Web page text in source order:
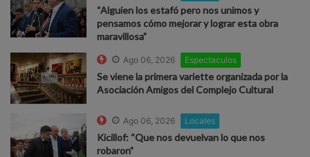
“Alguien los estafó pero nos unimos y
pensamos cómo mejorar y lograr esta obra
maravillosa”
Ago 06, 2026 Espectaculos
Se viene la primera variette organizada por la
Asociación Amigos del Complejo Cultural
Ago 06, 2026 Locales
Kicillof: “Que nos devuelvan lo que nos
robaron”